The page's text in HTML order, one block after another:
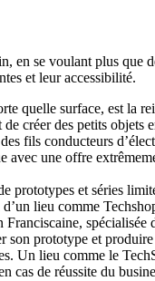
en se voulant plus que
et leur accessibilité.
quelle surface, est la
de créer des petits objets
fils conducteurs
avec une offre
prototypes et séries
lieu comme
spécialisée
son prototype et
Un lieu comme le
cas de réussite du